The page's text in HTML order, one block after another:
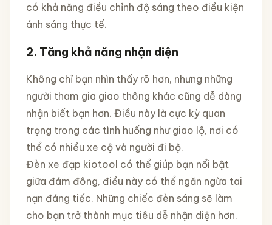
có khả năng điều chỉnh độ sáng theo điều kiện
ánh sáng thực tế.
2. Tăng khả năng nhận diện
Không chỉ bạn nhìn thấy rõ hơn, nhưng những
người tham gia giao thông khác cũng dễ dàng
nhận biết bạn hơn. Điều này là cực kỳ quan
trọng trong các tình huống như giao lộ, nơi có
thể có nhiều xe cộ và người đi bộ.
Đèn xe đạp kiotool có thể giúp bạn nổi bật
giữa đám đông, điều này có thể ngăn ngừa tai
nạn đáng tiếc. Những chiếc đèn sáng sẽ làm
cho bạn trở thành mục tiêu dễ nhận diện hơn.